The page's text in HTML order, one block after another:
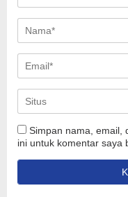
Simpan nama, email,
ini untuk komentar saya